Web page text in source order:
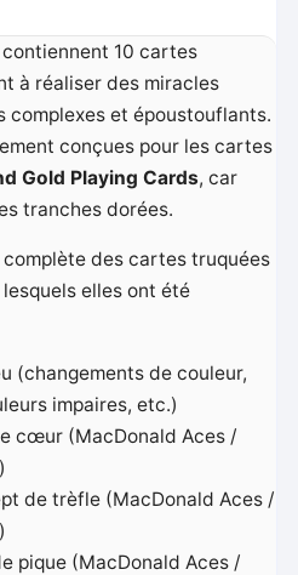
contiennent 10 cartes
à réaliser des miracles
complexes et époustouflants.
conçues pour les cartes
Gold Playing Cards, car
tranches dorées.
des cartes truquées
elles ont été
(changements de couleur,
impaires, etc.)
cœur (MacDonald Aces /
de trèfle (MacDonald Aces /
pique (MacDonald Aces /